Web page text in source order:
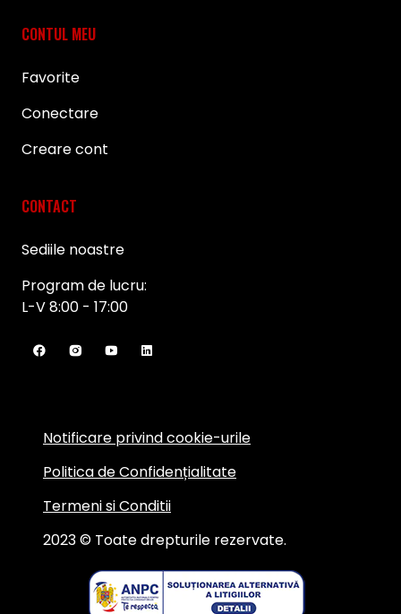
CONTUL MEU
Favorite
Conectare
Creare cont
CONTACT
Sediile noastre
Program de lucru:
L-V 8:00 - 17:00
2023 © Toate drepturile rezervate.
Notificare privind cookie-urile
Politica de Confidențialitate
Termeni si Conditii